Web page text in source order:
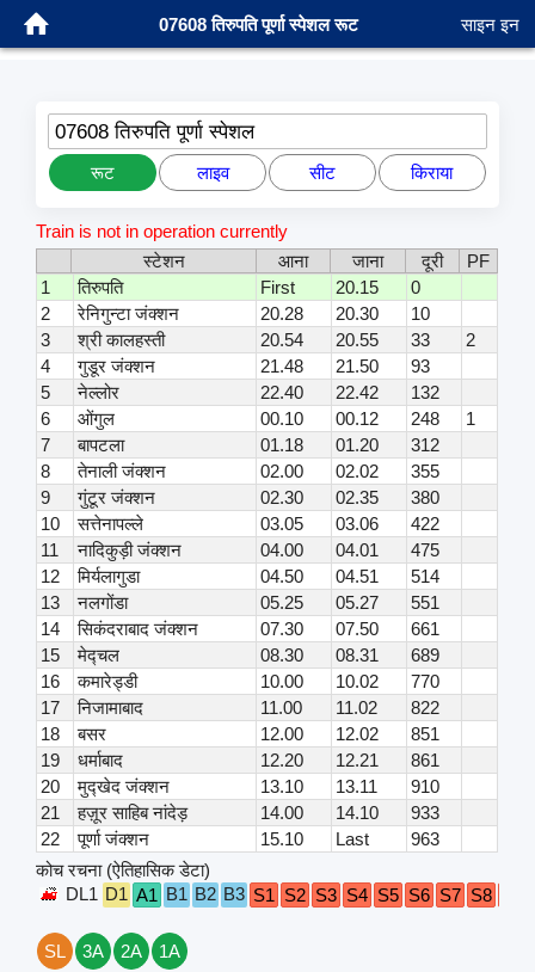
07608 तिरुपति पूर्णा स्पेशल रूट साइन इन
07608 तिरुपति पूर्णा स्पेशल
रूट लाइव सीट किराया
Train is not in operation currently
स्टेशन
आना जाना दूरी
PF
1
तिरुपति First 20.15
0
2
रेनिगुन्टा जंक्शन 20.28 20.30
10
3
श्री कालहस्ती 20.54 20.55 33
2
4
गुडूर जंक्शन 21.48 21.50
93
5
नेल्लोर 22.40 22.42
132
6
ओंगुल 00.10 00.12 248
1
7
बापटला 01.18 01.20
312
8
तेनाली जंक्शन 02.00 02.02
355
9
गुंटूर जंक्शन 02.30 02.35
380
10
सत्तेनापल्ले 03.05 03.06
422
11
नादिकुड़ी जंक्शन 04.00 04.01
475
12
मिर्यलागुडा 04.50 04.51
514
13
नलगोंडा 05.25 05.27
551
14
सिकंदराबाद जंक्शन 07.30 07.50
661
15
मेद्चल 08.30 08.31
689
16
कमारेड्डी 10.00 10.02
770
17
निजामाबाद 11.00 11.02
822
18
बसर 12.00 12.02
851
19
धर्माबाद 12.20 12.21
861
20
मुद्खेद जंक्शन 13.10 13.11
910
21
हज़ूर साहिब नांदेड़ 14.00 14.10
933
22
पूर्णा जंक्शन 15.10 Last
963
कोच रचना (ऐतिहासिक डेटा)
DL1 D1 A1 B1 B2 B3 S1 S2 S3 S4 S5 S6 S7 S8
SL 3A 2A
1A